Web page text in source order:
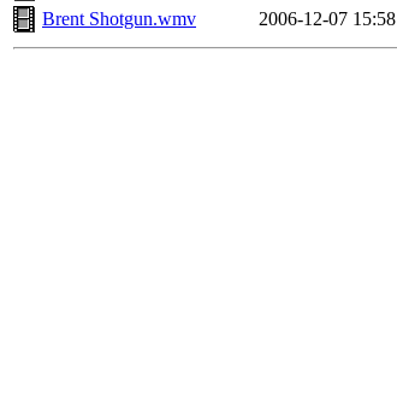
Brent Shotgun.wmv
2006-12-07 15:58